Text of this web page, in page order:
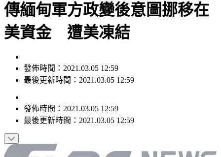
傳緬甸軍方政變後意圖挪移在
美資金 遭美凍結
發佈時間：2021.03.05 12:59
最後更新時間：2021.03.05 12:59
發佈時間： 2021.03.05 12:59
最後更新時間： 2021.03.05 12:59